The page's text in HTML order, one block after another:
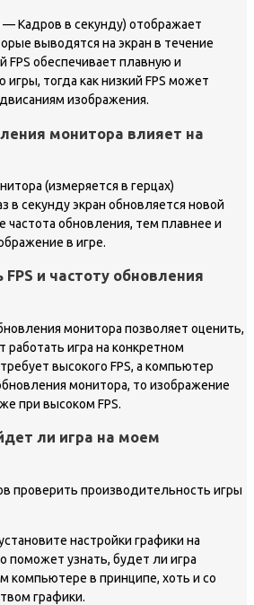
Кадров в секунду) отображает
выводятся на экран в течение
FPS обеспечивает плавную и
тогда как низкий FPS может
изображения.
монитора влияет на
(измеряется в герцах)
в секунду экран обновляется новой
обновления, тем плавнее и
в игре.
и частоту обновления
монитора позволяет оценить,
работать игра на конкретном
высокого FPS, а компьютер
монитора, то изображение
при высоком FPS.
ли игра на моем
проверить производительность игры
настройки графики на
поможет узнать, будет ли игра
компьютере в принципе, хоть и со
графики.